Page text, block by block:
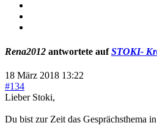
Rena2012 antwortete aufSTOKI-
18 März 2018 13:22
#134
Lieber Stoki,
Du bist zur Zeit das Gesprächsthema